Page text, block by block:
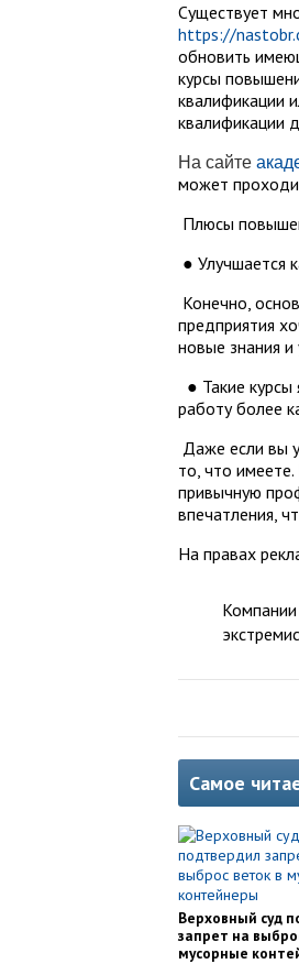
Существует
https://
обновить
курсы
квалификации
квалификации
На сайте
может
Плюсы
● Улучшается
Конечно,
предприятия
новые знания
● Такие
работу более
Даже если вы
то, что
привычную
впечатления,
На правах
Самое
Верховный суд
запрет на
мусорные